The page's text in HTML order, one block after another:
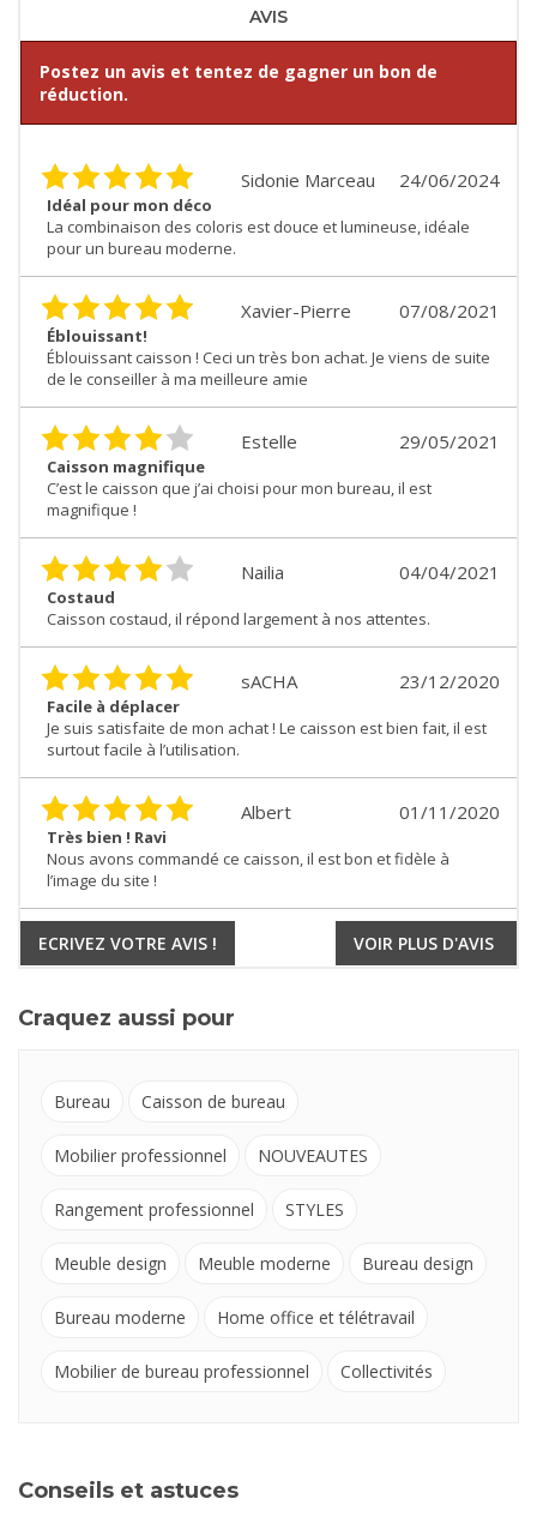
AVIS
Postez un avis et tentez de gagner un bon de
réduction.
24/06/2024
Sidonie Marceau
Idéal pour mon déco
La combinaison des coloris est douce et lumineuse, idéale
pour un bureau moderne.
07/08/2021
Xavier-Pierre
Éblouissant!
Éblouissant caisson ! Ceci un très bon achat. Je viens de suite
de le conseiller à ma meilleure amie
29/05/2021
Estelle
Caisson magnifique
C’est le caisson que j’ai choisi pour mon bureau, il est
magnifique !
04/04/2021
Nailia
Costaud
Caisson costaud, il répond largement à nos attentes.
23/12/2020
sACHA
Facile à déplacer
Je suis satisfaite de mon achat ! Le caisson est bien fait, il est
surtout facile à l’utilisation.
01/11/2020
Albert
Très bien ! Ravi
Nous avons commandé ce caisson, il est bon et fidèle à
l’image du site !
ECRIVEZ VOTRE AVIS ! VOIR PLUS D'AVIS
Craquez aussi pour
Bureau Caisson de bureau
Mobilier professionnel NOUVEAUTES
Rangement professionnel STYLES
Meuble design Meuble moderne Bureau design
Bureau moderne Home office et télétravail
Mobilier de bureau professionnel Collectivités
Conseils et astuces